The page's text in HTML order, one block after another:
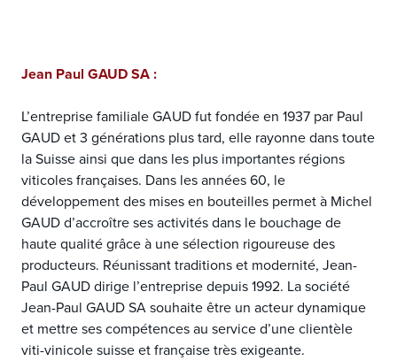
Jean Paul GAUD SA :
L’entreprise familiale GAUD fut fondée en 1937 par Paul
GAUD et 3 générations plus tard, elle rayonne dans toute
la Suisse ainsi que dans les plus importantes régions
viticoles françaises. Dans les années 60, le
développement des mises en bouteilles permet à Michel
GAUD d’accroître ses activités dans le bouchage de
haute qualité grâce à une sélection rigoureuse des
producteurs. Réunissant traditions et modernité, Jean-
Paul GAUD dirige l’entreprise depuis 1992. La société
Jean-Paul GAUD SA souhaite être un acteur dynamique
et mettre ses compétences au service d’une clientèle
viti-vinicole suisse et française très exigeante.